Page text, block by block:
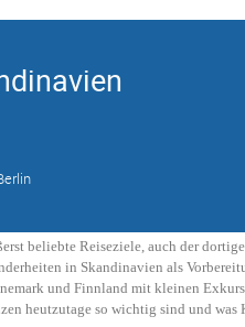
beliebte Reiseziele, auch der
in Skandinavien als
und Finnland mit kleinen
heutzutage so wichtig sind und